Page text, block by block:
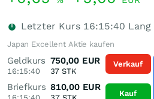
Letzter Kurs 16:15:40 Lang
Japan Excellent Aktie kaufen
Geldkurs
16:15:40
750,00 EUR
37 STK
Briefkurs 810,00 EUR
Verkauf
Kauf